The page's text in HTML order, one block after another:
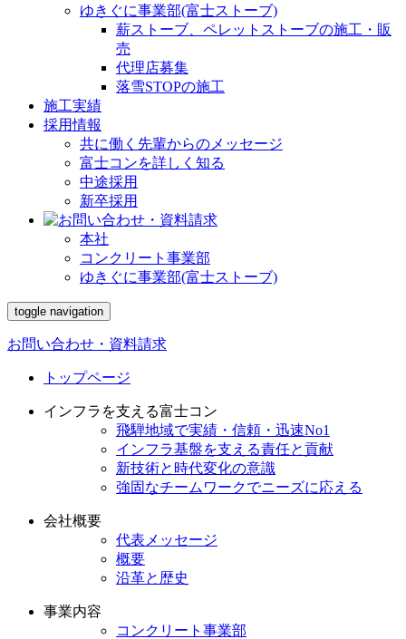
ゆきぐに事業部(富士ストーブ)
薪ストーブ、ペレットストーブの施工・販
売
代理店募集
落雪STOPの施工
施工実績
採用情報
共に働く先輩からのメッセージ
富士コンを詳しく知る
中途採用
新卒採用
本社
コンクリート事業部
ゆきぐに事業部(富士ストーブ)
toggle navigation
お問い合わせ・資料請求
トップページ
インフラを支える富士コン
飛騨地域で実績・信頼・迅速No1
インフラ基盤を支える責任と貢献
新技術と時代変化の意識
強固なチームワークでニーズに応える
会社概要
代表メッセージ
概要
沿革と歴史
事業内容
コンクリート事業部